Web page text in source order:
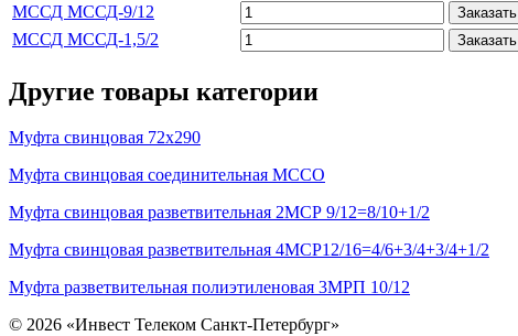
МССД МССД-9/12 Заказать
МССД МССД-1,5/2 Заказать
Другие товары категории
Муфта свинцовая 72х290
Муфта свинцовая соединительная МССО
Муфта свинцовая разветвительная 2МСР 9/12=8/10+1/2
Муфта свинцовая разветвительная 4МСР12/16=4/6+3/4+3/4+1/2
Муфта разветвительная полиэтиленовая 3МРП 10/12
© 2026 «Инвест Телеком Санкт-Петербург»